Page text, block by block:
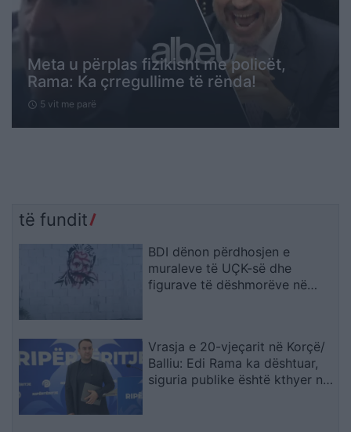
Meta u përplas fizikisht me policët,
Rama: Ka çrregullime të rënda!
schedule 5 vit me parë
të fundit
BDI dënon përdhosjen e
muraleve të UÇK-së dhe
figurave të dëshmorëve në
Vrasja e 20-vjeçarit në Korçë/
Balliu: Edi Rama ka dështuar,
siguria publike është kthyer në